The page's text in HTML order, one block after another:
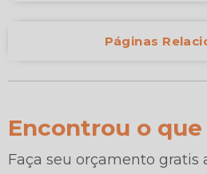
Páginas
Encontrou o
Faça seu orçamento gratis